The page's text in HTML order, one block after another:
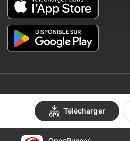
Télécharger
© 2026 OpenRunner -